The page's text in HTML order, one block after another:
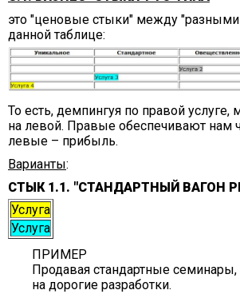
это "ценовые стыки" между
данной таблице:
То есть, демпингуя по правой
на левой. Правые обеспечивают нам
левые – прибыль.
Варианты:
СТЫК 1.1. "СТАНДАРТНЫЙ ВАГОН
Услуга
Услуга
ПРИМЕР
Продавая стандартные семинары,
на дорогие разработки.